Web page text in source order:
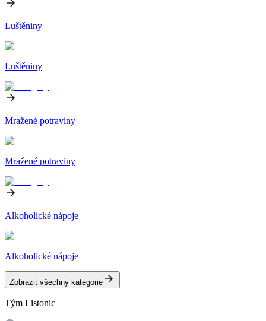
Luštěniny
Luštěniny
Mražené potraviny
Mražené potraviny
Alkoholické nápoje
Alkoholické nápoje
Zobrazit všechny kategorie
Tým Listonic